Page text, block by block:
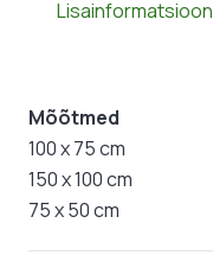
Lisainformatsioon
Mõõtmed
100 x 75 cm
150 x 100 cm
75 x 50 cm